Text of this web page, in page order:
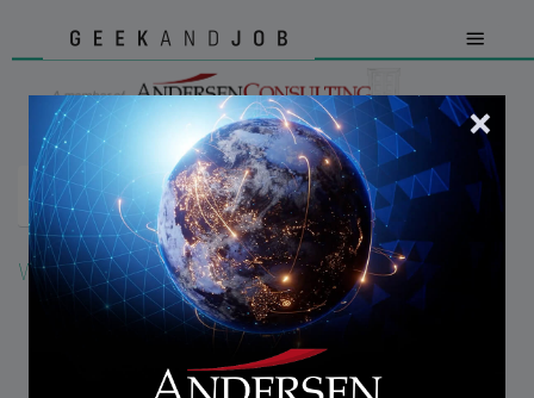
Wiki>Termini generali> cURL